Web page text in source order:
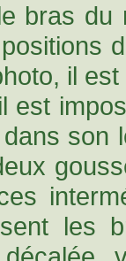
bras du
il
est
son
les